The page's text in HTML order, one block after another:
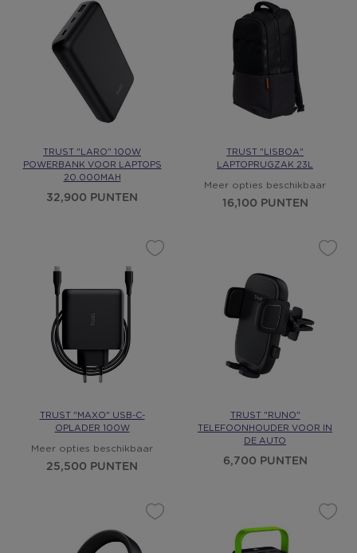
TRUST "LARO" 100W
POWERBANK VOOR LAPTOPS
20.000MAH
32,900 PUNTEN
TRUST "LISBOA"
LAPTOPRUGZAK 23L
Meer opties beschikbaar
16,100 PUNTEN
TRUST "MAXO" USB-C-
OPLADER 100W
Meer opties beschikbaar
25,500 PUNTEN
TRUST "RUNO"
TELEFOONHOUDER VOOR IN
DE AUTO
6,700 PUNTEN